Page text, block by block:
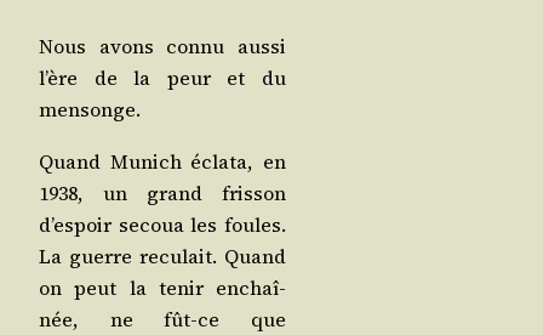
Nous avons connu aus­si
l’ère de la peur et du
mensonge.
Quand Munich écla­ta, en
1938, un grand fris­son
d’es­poir secoua les foules.
La guerre recu­lait. Quand
on peut la tenir enchaî­
née, ne fût-ce que